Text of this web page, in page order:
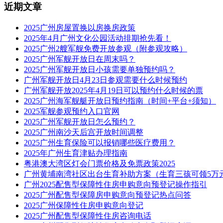
近期文章
2025广州房屋置换以房换房政策
2025年4月广州文化公园活动排期抢先看！
2025广州2艘军舰免费开放参观（附参观攻略）
2025广州军舰开放日在周末吗？
2025广州军舰开放日小孩需要单独预约吗？
广州军舰开放日4月23日参观需要什么时候预约
广州军舰开放2025年4月19日可以预约什么时候的票
2025广州海军舰艇开放日预约指南（时间+平台+须知）
2025军舰参观预约入口官网
2025广州军舰开放日怎么预约？
2025广州南沙天后宫开放时间调整
2025广州生育保险可以报销哪些医疗费用？
2025年广州生育津贴办理指南
粤港澳大湾区灯会门票价格及免票政策2025
广州黄埔南湾社区出台生育补助方案（生育三孩可领5万
广州2025配售型保障性住房申购意向预登记操作指引
2025广州配售型保障房申购意向预登记热点问答
2025广州保障性住房申购意向登记
2025广州配售型保障性住房咨询电话